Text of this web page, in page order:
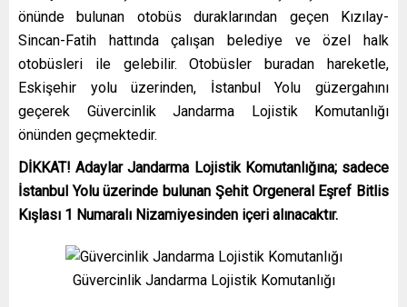
önünde bulunan otobüs duraklarından geçen Kızılay-
Sincan-Fatih hattında çalışan belediye ve özel halk
otobüsleri ile gelebilir. Otobüsler buradan hareketle,
Eskişehir yolu üzerinden, İstanbul Yolu güzergahını
geçerek Güvercinlik Jandarma Lojistik Komutanlığı
önünden geçmektedir.
DİKKAT! Adaylar Jandarma Lojistik Komutanlığına; sadece
İstanbul Yolu üzerinde bulunan Şehit Orgeneral Eşref Bitlis
Kışlası 1 Numaralı Nizamiyesinden içeri alınacaktır.
Güvercinlik Jandarma Lojistik Komutanlığı